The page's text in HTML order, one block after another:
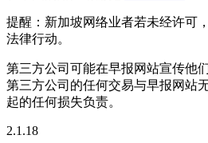
提醒：新加坡网络业者若未经许可
法律行动。
第三方公司可能在早报网站宣传他
第三方公司的任何交易与早报网站
起的任何损失负责。
2.1.18